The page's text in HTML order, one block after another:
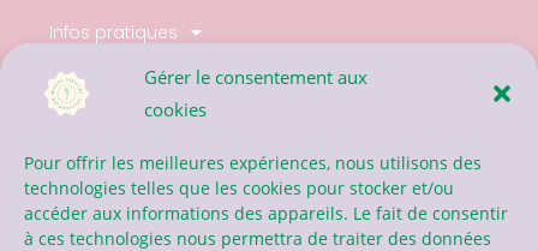
Gérer le consentement aux
cookies
Pour offrir les meilleures expériences, nous utilisons des
technologies telles que les cookies pour stocker et/ou
accéder aux informations des appareils. Le fait de consentir
à ces technologies nous permettra de traiter des données
Infos pratiques
Actualités
Contact
07.77.30.46.71
serviere.marine@gmail.com